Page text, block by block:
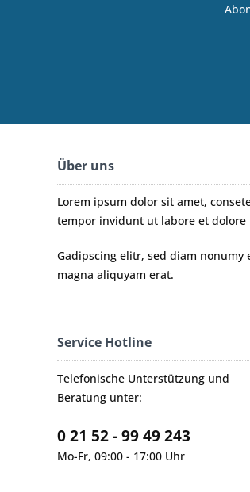
Über uns
Lorem ipsum dolor sit amet,
tempor invidunt ut labore et dolore
Gadipscing elitr, sed diam
magna aliquyam erat.
Service Hotline
Telefonische Unterstützung und
Beratung unter:
0 21 52 - 99 49 243
Mo-Fr, 09:00 - 17:00 Uhr